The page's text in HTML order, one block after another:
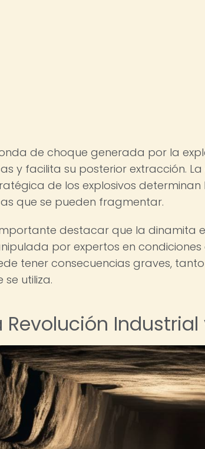
de choque generada por la
y facilita su posterior extracción.
de los explosivos
que se pueden fragmentar.
destacar que la dinamita
por expertos en
tener consecuencias graves,
se utiliza.
Revolución